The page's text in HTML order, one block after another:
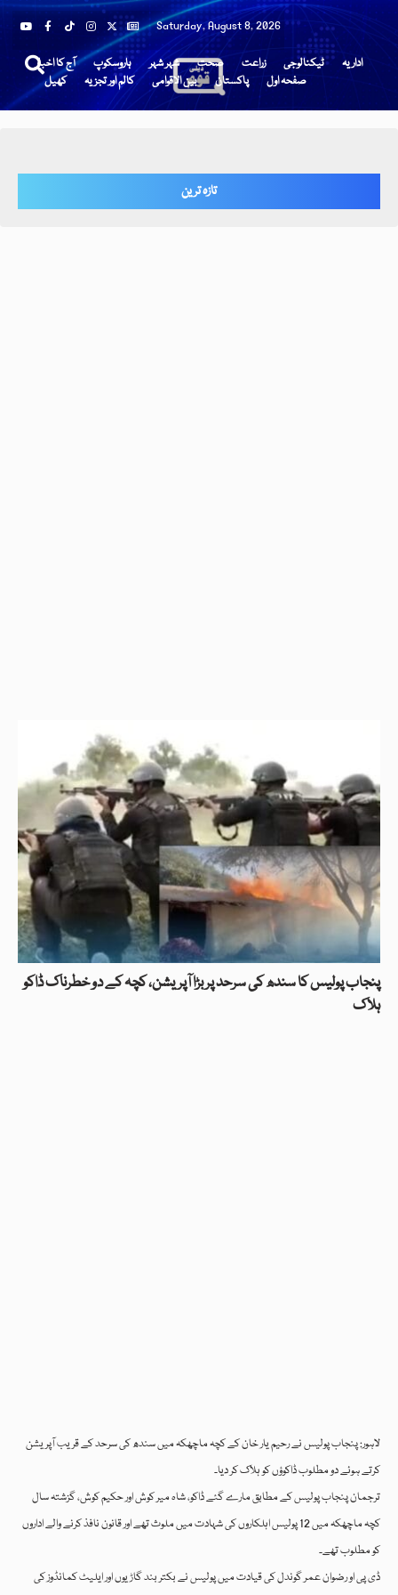
Saturday, August 8, 2026
آج کا اخبار ہاروسکوپ شہر شہر صحت زراعت ٹیکنالوجی
اداریہ
کھیل
کالم اور تجزیہ بین الاقوامی پاکستان صفحہ اول
تازہ ترین
پنجاب پولیس کا سندھ کی سرحد پر بڑا آپریشن، کچہ کے دو خطرناک ڈاکو
ہلاک
لاہور: پنجاب پولیس نے رحیم یار خان کے کچہ ماچھکہ میں سندھ کی سرحد کے قریب آپریشن
کرتے ہوئے دو مطلوب ڈاکوؤں کو ہلاک کر دیا۔
ترجمان پنجاب پولیس کے مطابق مارے گئے ڈاکو، شاہ میر کوش اور حکیم کوش، گزشتہ سال
کچہ ماچھکہ میں 12 پولیس اہلکاروں کی شہادت میں ملوث تھے اور قانون نافذ کرنے والے اداروں
کو مطلوب تھے۔
ڈی پی او رضوان عمر گوندل کی قیادت میں پولیس نے بکتر بند گاڑیوں اور ایلیٹ کمانڈوز کی